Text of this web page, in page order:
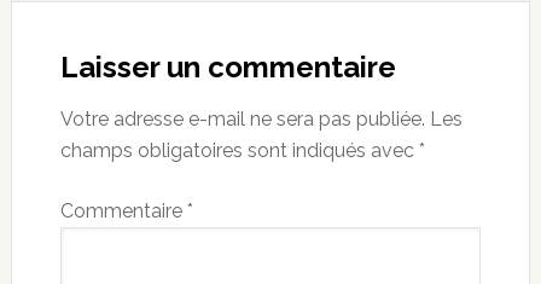
Interactions
Laisser un commentaire
Votre adresse e-mail ne sera pas publiée. Les
champs obligatoires sont indiqués avec *
Commentaire *